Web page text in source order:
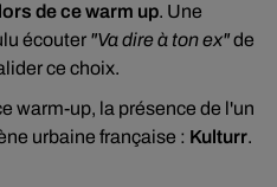
de ce warm up. Une
écouter "Va dire à ton ex"de
ce choix.
warm-up, la présence de l'un
urbaine française : Kulturr.